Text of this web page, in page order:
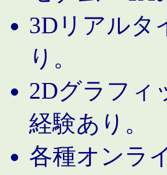
3Dリアルタ
り。
2Dグラフィ
経験あり。
各種オンラ